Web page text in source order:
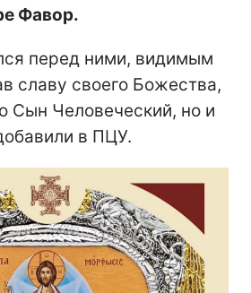
Фавор.
перед ними, видимым
славу своего Божества,
Сын Человеческий, но и
в ПЦУ.